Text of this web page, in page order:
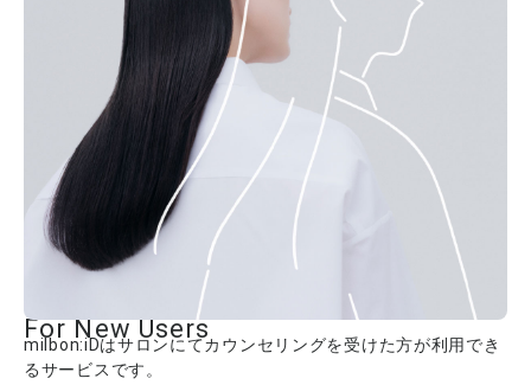
milbon:iD会員数100万人突破
ミルボンを、そしてミルボン製品を愛してくださる皆様と
つながりに感謝を込めて、特別な企画を開催いたします。